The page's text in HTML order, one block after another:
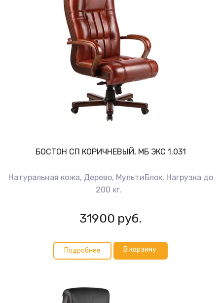
БОСТОН СП КОРИЧНЕВЫЙ, МБ ЭКС 1.031
Натуральная кожа, Дерево, МультиБлок, Нагрузка до
200 кг.
31900 руб.
Подробнее В корзину